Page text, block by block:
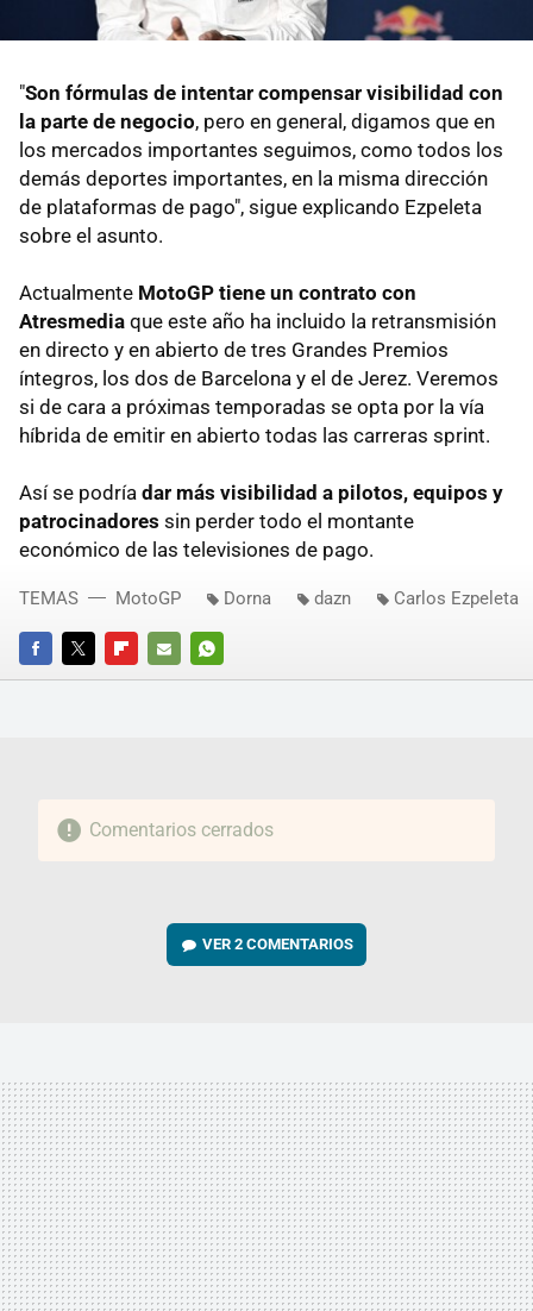
"Son fórmulas de intentar compensar visibilidad con
la parte de negocio, pero en general, digamos que en
los mercados importantes seguimos, como todos los
demás deportes importantes, en la misma dirección
de plataformas de pago", sigue explicando Ezpeleta
sobre el asunto.
Actualmente MotoGP tiene un contrato con
Atresmedia que este año ha incluido la retransmisión
en directo y en abierto de tres Grandes Premios
íntegros, los dos de Barcelona y el de Jerez. Veremos
si de cara a próximas temporadas se opta por la vía
híbrida de emitir en abierto todas las carreras sprint.
Así se podría dar más visibilidad a pilotos, equipos y
patrocinadores sin perder todo el montante
económico de las televisiones de pago.
FACEBOOKTWITTERFLIPBOARD
E-
WHATSAPP
TEMAS MotoGP Dorna dazn Carlos Ezpeleta
Comentarios cerrados
VER2 COMENTARIOS